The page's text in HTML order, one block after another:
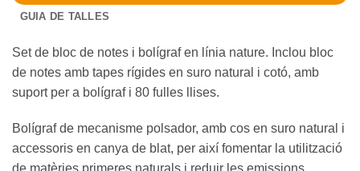
GUIA DE TALLES
Set de bloc de notes i bolígraf en línia nature. Inclou bloc
de notes amb tapes rígides en suro natural i cotó, amb
suport per a bolígraf i 80 fulles llises.
Bolígraf de mecanisme polsador, amb cos en suro natural i
accessoris en canya de blat, per així fomentar la utilització